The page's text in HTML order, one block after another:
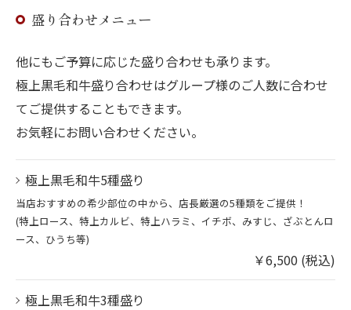
盛り合わせメニュー
他にもご予算に応じた盛り合わせも承ります。
極上黒毛和牛盛り合わせはグループ様のご人数に合わせ
てご提供することもできます。
お気軽にお問い合わせください。
極上黒毛和牛5種盛り
当店おすすめの希少部位の中から、店長厳選の5種類をご提供！
(特上ロース、特上カルビ、特上ハラミ、イチボ、みすじ、ざぶとんロ
ース、ひうち等)
￥6,500 (税込)
極上黒毛和牛3種盛り